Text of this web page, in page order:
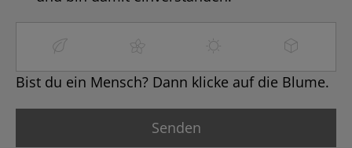
Bist du ein Mensch? Dann klicke auf die Blume.